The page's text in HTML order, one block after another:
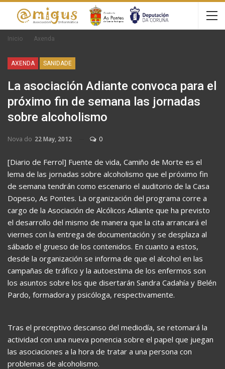
Inicio Axenda
AXENDA SANIDADE
La asociación Adiante convoca para el
próximo fin de semana las jornadas
sobre alcoholismo
Nova do 22 May, 2012 0
[Diario de Ferrol] Fuente de vida, Camiño de Morte es el
lema de las jornadas sobre alcoholismo que el próximo fin
de semana tendrán como escenario el auditorio de la Casa
Dopeso, As Pontes. La organización del programa corre a
cargo de la Asociación de Alcólicos Adiante que ha previsto
el desarrollo del mismo de manera que la cita arrancará el
viernes con la entrega de documentación y se desplaza al
sábado el grueso de los contenidos. En cuanto a estos,
desde la organización se informa de que el alcohol en las
campañas de tráfico y la autoestima de los enfermos son
los asuntos sobre los que disertarán Sandra Cadahía y Belén
Pardo, formadora y psicóloga, respectivamente.
Tras el preceptivo descanso del mediodía, se retomará la
actividad con una nueva ponencia sobre el papel que juegan
las asociaciones a la hora de tratar a una persona con
problemas de alcoholismo.